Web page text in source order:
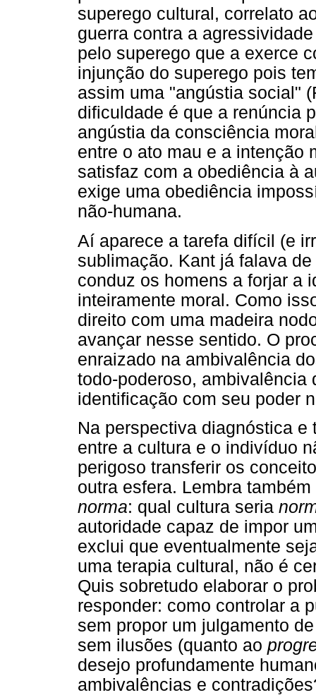
superego cultural, correlato
guerra contra a
pelo superego que a exerce
injunção do superego pois
assim uma "angústia social"
dificuldade é que a renúncia
angústia da consciência
entre o ato mau e a intenção
satisfaz com a obediência à
exige uma obediência
não-humana.
Aí aparece a tarefa difícil (e
sublimação. Kant já falava
conduz os homens a forjar a
inteiramente moral. Como
direito com uma madeira
avançar nesse sentido. O
enraizado na ambivalência
todo-poderoso,
identificação com seu poder
Na perspectiva diagnóstica
entre a cultura e o indivíduo
perigoso transferir os
outra esfera. Lembra
norma: qual cultura seria
autoridade capaz de impor
exclui que eventualmente
uma terapia cultural, não é
Quis sobretudo elaborar o
responder: como controlar a
sem propor um julgamento
sem ilusões (quanto ao
desejo profundamente
ambivalências e